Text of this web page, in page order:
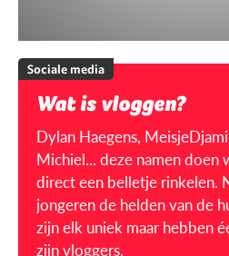
Sociale media
Wat is vloggen?
Dylan Haegens,
Michiel... deze namen doen
direct een belletje rinkelen.
jongeren de helden van de
zijn elk uniek maar hebben
zijn vloggers.